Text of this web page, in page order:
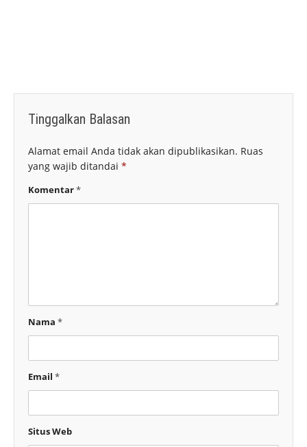
Tinggalkan Balasan
Alamat email Anda tidak akan dipublikasikan. Ruas
yang wajib ditandai *
Komentar*
Nama *
Email *
Situs Web